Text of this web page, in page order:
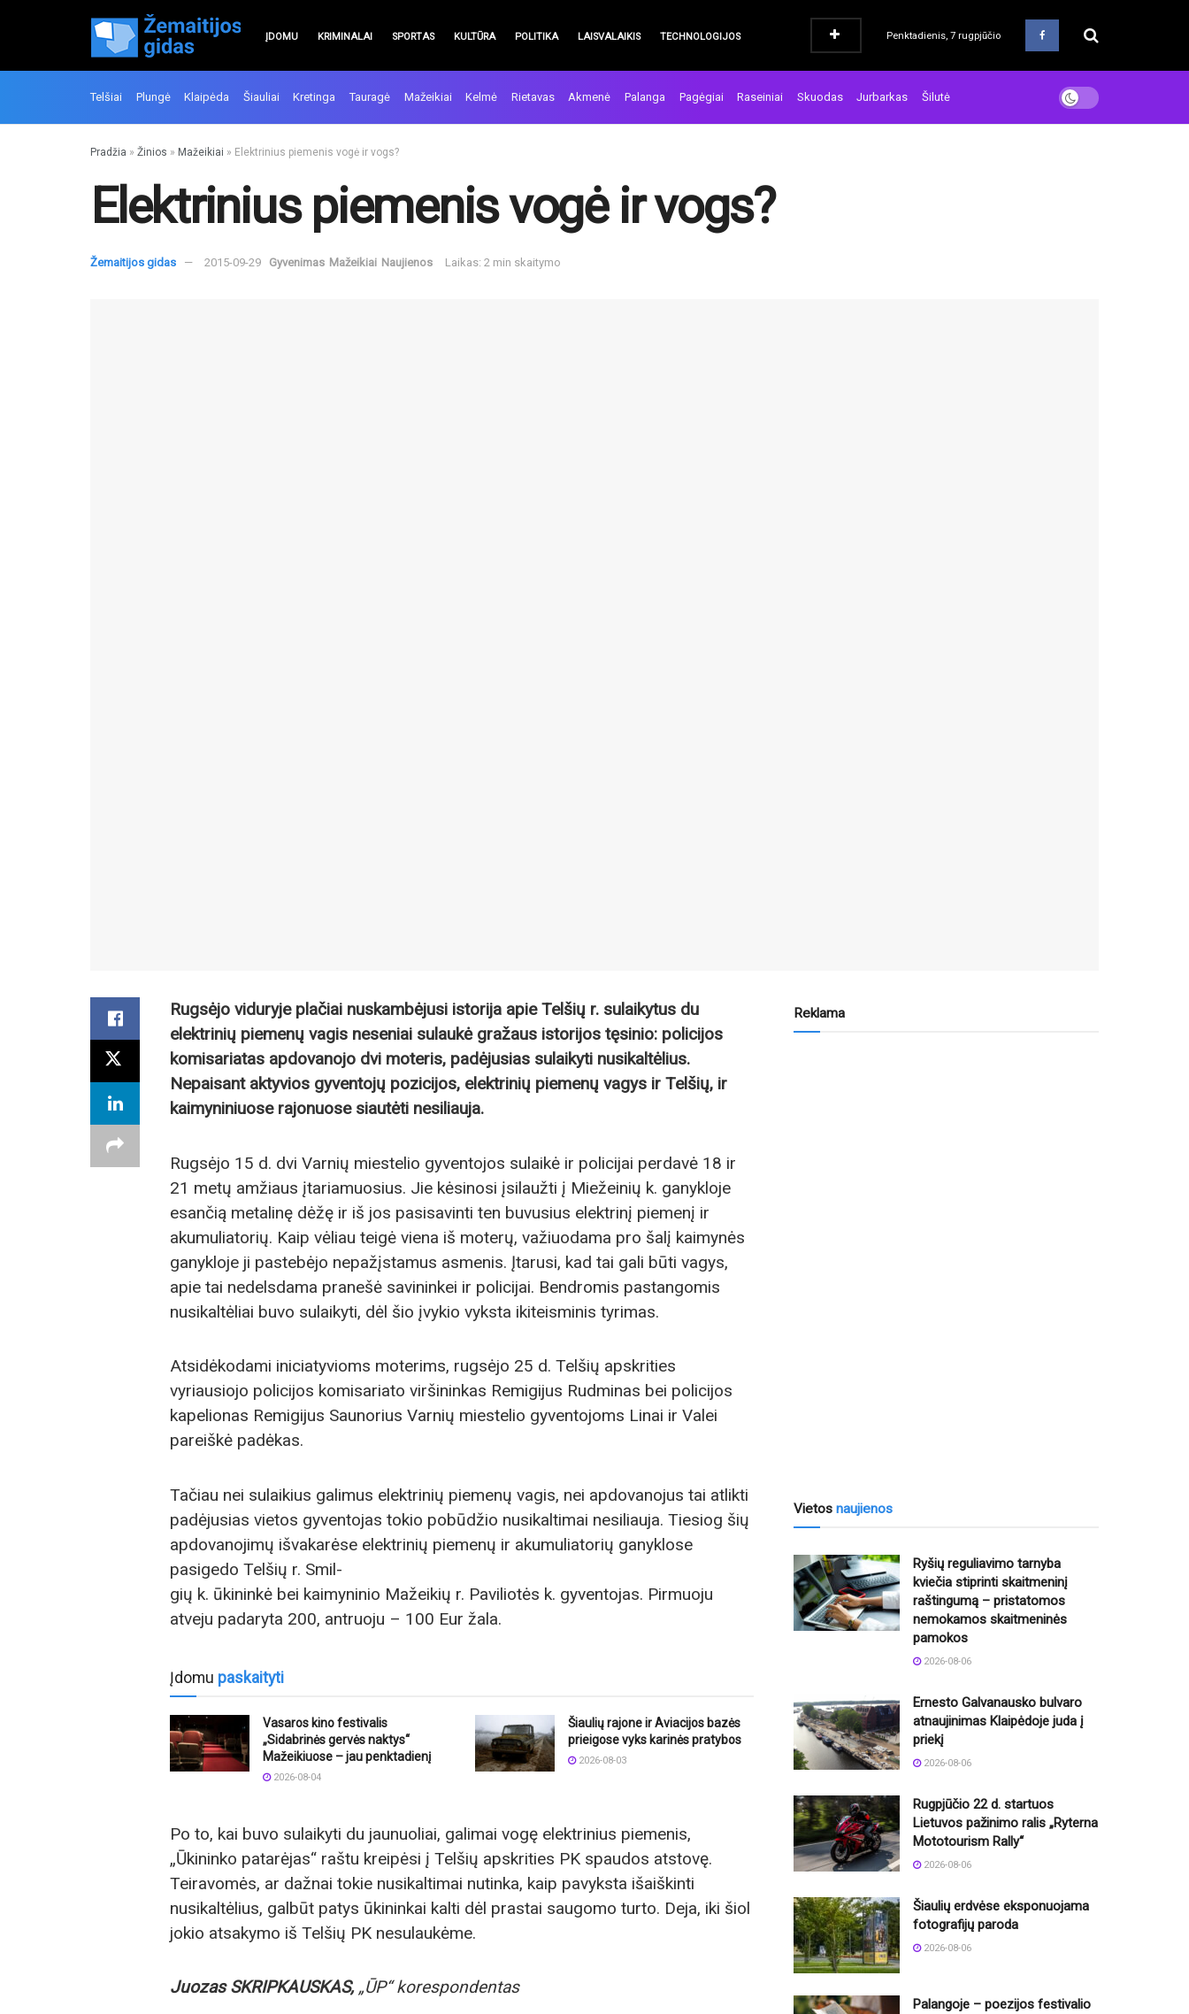
ĮDOMU KRIMINALAI SPORTAS KULTŪRA POLITIKA LAISVALAIKIS TECHNOLOGIJOS Penktadienis, 7 rugpjūčio
Telšiai Plungė Klaipėda Šiauliai Kretinga Tauragė Mažeikiai Kelmė Rietavas Akmenė Palanga Pagėgiai Raseiniai Skuodas Jurbarkas Šilutė
Pradžia » Žinios » Mažeikiai » Elektrinius piemenis vogė ir vogs?
Elektrinius piemenis vogė ir vogs?
Žemaitijos gidas 2015-09-29 Gyvenimas Mažeikiai Naujienos Laikas: 2 min skaitymo
Rugsėjo viduryje plačiai nuskambėjusi istorija apie Telšių r. sulaikytus du
elektrinių piemenų vagis neseniai sulaukė gražaus istorijos tęsinio: policijos
komisariatas apdovanojo dvi moteris, padėjusias sulaikyti nusikaltėlius.
Nepaisant aktyvios gyventojų pozicijos, elektrinių piemenų vagys ir Telšių, ir
kaimyniniuose rajonuose siautėti nesiliauja.
Rugsėjo 15 d. dvi Varnių miestelio gyventojos sulaikė ir policijai perdavė 18 ir
21 metų amžiaus įtariamuosius. Jie kėsinosi įsilaužti į Miežeinių k. ganykloje
esančią metalinę dėžę ir iš jos pasisavinti ten buvusius elektrinį piemenį ir
akumuliatorių. Kaip vėliau teigė viena iš moterų, važiuodama pro šalį kaimynės
ganykloje ji pastebėjo nepažįstamus asmenis. Įtarusi, kad tai gali būti vagys,
apie tai nedelsdama pranešė savininkei ir policijai. Bendromis pastangomis
nusikaltėliai buvo sulaikyti, dėl šio įvykio vyksta ikiteisminis tyrimas.
Atsidėkodami iniciatyvioms moterims, rugsėjo 25 d. Telšių apskrities
vyriausiojo policijos komisariato viršininkas Remigijus Rudminas bei policijos
kapelionas Remigijus Saunorius Varnių miestelio gyventojoms Linai ir Valei
pareiškė padėkas.
Tačiau nei sulaikius galimus elektrinių piemenų vagis, nei apdovanojus tai atlikti
padėjusias vietos gyventojas tokio pobūdžio nusikaltimai nesiliauja. Tiesiog šių
apdovanojimų išvakarėse elektrinių piemenų ir akumuliatorių ganyklose
pasigedo Telšių r. Smil-
gių k. ūkininkė bei kaimyninio Mažeikių r. Paviliotės k. gyventojas. Pirmuoju
atveju padaryta 200, antruoju – 100 Eur žala.
Įdomu paskaityti
Vasaros kino festivalis
„Sidabrinės gervės naktys“
Mažeikiuose – jau penktadienį
2026-08-04
Šiaulių rajone ir Aviacijos bazės
prieigose vyks karinės pratybos
2026-08-03
Po to, kai buvo sulaikyti du jaunuoliai, galimai vogę elektrinius piemenis,
„Ūkininko patarėjas“ raštu kreipėsi į Telšių apskrities PK spaudos atstovę.
Teiravomės, ar dažnai tokie nusikaltimai nutinka, kaip pavyksta išaiškinti
nusikaltėlius, galbūt patys ūkininkai kalti dėl prastai saugomo turto. Deja, iki šiol
jokio atsakymo iš Telšių PK nesulaukėme.
Juozas SKRIPKAUSKAS, „ŪP“ korespondentas
Reklama
Vietos naujienos
Ryšių reguliavimo tarnyba
kviečia stiprinti skaitmeninį
raštingumą – pristatomos
nemokamos skaitmeninės
pamokos
2026-08-06
Ernesto Galvanausko bulvaro
atnaujinimas Klaipėdoje juda į
priekį
2026-08-06
Rugpjūčio 22 d. startuos
Lietuvos pažinimo ralis „Ryterna
Mototourism Rally“
2026-08-06
Šiaulių erdvėse eksponuojama
fotografijų paroda
2026-08-06
Palangoje – poezijos festivalio